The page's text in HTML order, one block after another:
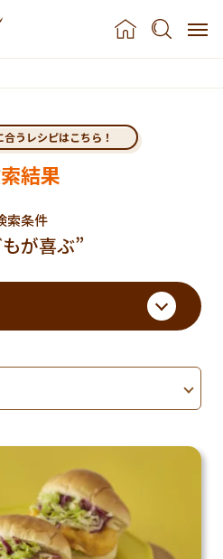
結果
うレシピはこちら！
索条件
が喜ぶ”